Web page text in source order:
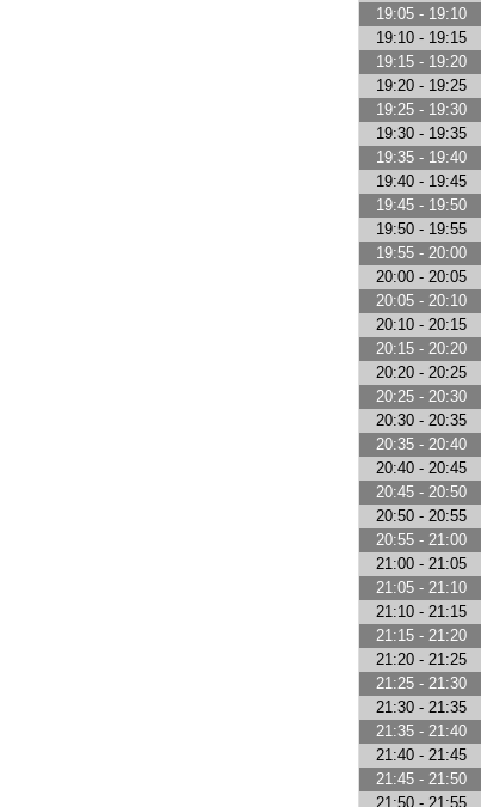
19:05 - 19:10
19:10 - 19:15
19:15 - 19:20
19:20 - 19:25
19:25 - 19:30
19:30 - 19:35
19:35 - 19:40
19:40 - 19:45
19:45 - 19:50
19:50 - 19:55
19:55 - 20:00
20:00 - 20:05
20:05 - 20:10
20:10 - 20:15
20:15 - 20:20
20:20 - 20:25
20:25 - 20:30
20:30 - 20:35
20:35 - 20:40
20:40 - 20:45
20:45 - 20:50
20:50 - 20:55
20:55 - 21:00
21:00 - 21:05
21:05 - 21:10
21:10 - 21:15
21:15 - 21:20
21:20 - 21:25
21:25 - 21:30
21:30 - 21:35
21:35 - 21:40
21:40 - 21:45
21:45 - 21:50
21:50 - 21:55